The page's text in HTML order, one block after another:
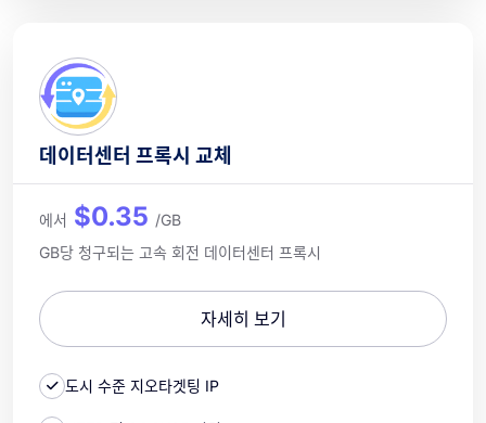
데이터센터 프록시 교체
에서 $0.35 /GB
GB당 청구되는 고속 회전 데이터센터 프록시
자세히 보기
도시 수준 지오타겟팅 IP